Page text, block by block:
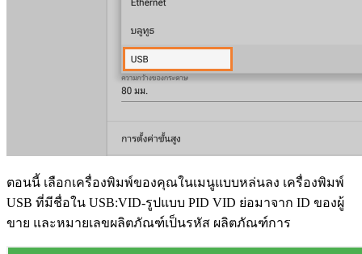
ตอนนี้ เลือกเครื่องพิมพ์ของคุณในเมนูแบบหล่นลง เครื่องพิมพ์
USB ที่มีชื่อใน USB:VID-รูปแบบ PID VID ย่อมาจาก ID ของผู้
ขาย และหมายเลขผลิตภัณฑ์เป็นรหัส ผลิตภัณฑ์การ